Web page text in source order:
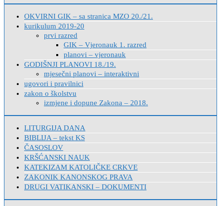
OKVIRNI GIK – sa stranica MZO 20./21.
kurikulum 2019-20
prvi razred
GIK – Vjeronauk 1. razred
planovi – vjeronauk
GODIŠNJI PLANOVI 18./19.
mjesečni planovi – interaktivni
ugovori i pravilnici
zakon o školstvu
izmjene i dopune Zakona – 2018.
LITURGIJA DANA
BIBLIJA – tekst KS
ČASOSLOV
KRŠĆANSKI NAUK
KATEKIZAM KATOLIČKE CRKVE
ZAKONIK KANONSKOG PRAVA
DRUGI VATIKANSKI – DOKUMENTI